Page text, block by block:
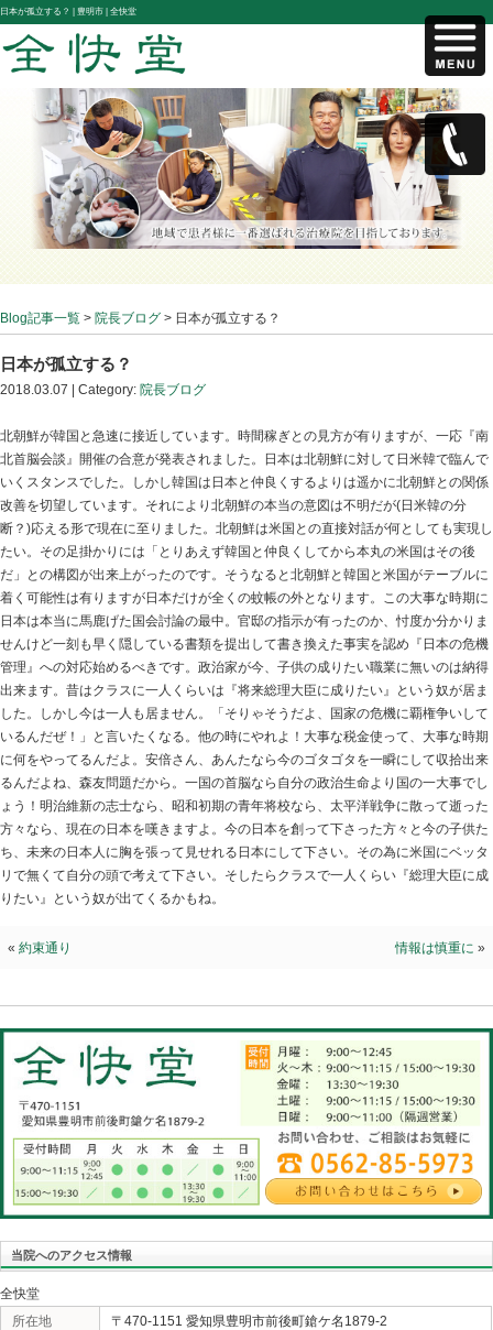
日本が孤立する？ |豊明市 | 全快堂
Blog記事一覧>院長ブログ> 日本が孤立する？
日本が孤立する？
2018.03.07 | Category:院長ブログ
北朝鮮が韓国と急速に接近しています。時間稼ぎとの見
北首脳会談』開催の合意が発表されました。日本は北朝
いくスタンスでした。しかし韓国は日本と仲良くするよ
改善を切望しています。それにより北朝鮮の本当の意図
断？)応える形で現在に至りました。北朝鮮は米国との
たい。その足掛かりには「とりあえず韓国と仲良くして
だ」との構図が出来上がったのです。そうなると北朝鮮
着く可能性は有りますが日本だけが全くの蚊帳の外とな
日本は本当に馬鹿げた国会討論の最中。官邸の指示が有
出来ます。昔はクラスに一人くらいは『将来総理大臣に
した。しかし今は一人も居ません。「そりゃそうだよ、
いるんだぜ！」と言いたくなる。他の時にやれよ！大事
に何をやってるんだよ。安倍さん、あんたなら今のゴタ
るんだよね、森友問題だから。一国の首脳なら自分の政
ょう！明治維新の志士なら、昭和初期の青年将校なら、
方々なら、現在の日本を嘆きますよ。今の日本を創って
ち、未来の日本人に胸を張って見せれる日本にして下さ
リで無くて自分の頭で考えて下さい。そしたらクラスで
りたい』という奴が出てくるかもね。